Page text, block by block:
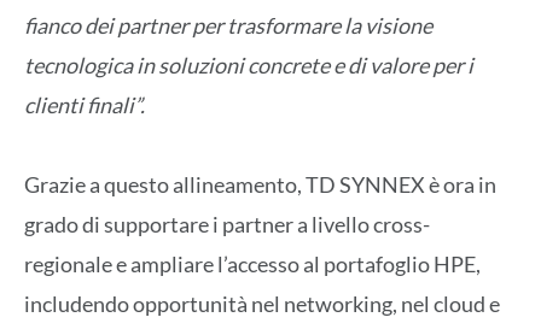
fianco dei partner per trasformare la visione
tecnologica in soluzioni concrete e di valore per i
clienti finali”.
Grazie a questo allineamento, TD SYNNEX è ora in
grado di supportare i partner a livello cross-
regionale e ampliare l’accesso al portafoglio HPE,
includendo opportunità nel networking, nel cloud e